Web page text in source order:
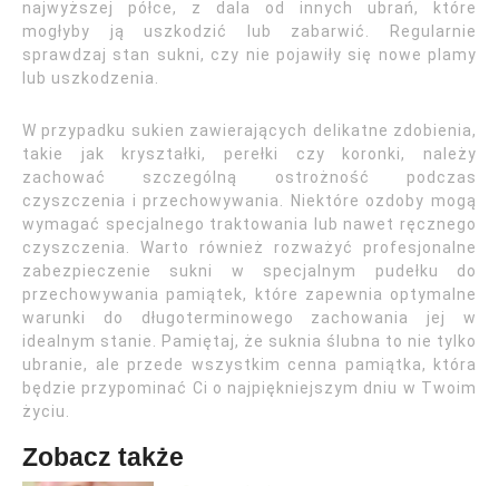
najwyższej półce, z dala od innych ubrań, które
mogłyby ją uszkodzić lub zabarwić. Regularnie
sprawdzaj stan sukni, czy nie pojawiły się nowe plamy
lub uszkodzenia.
W przypadku sukien zawierających delikatne zdobienia,
takie jak kryształki, perełki czy koronki, należy
zachować szczególną ostrożność podczas
czyszczenia i przechowywania. Niektóre ozdoby mogą
wymagać specjalnego traktowania lub nawet ręcznego
czyszczenia. Warto również rozważyć profesjonalne
zabezpieczenie sukni w specjalnym pudełku do
przechowywania pamiątek, które zapewnia optymalne
warunki do długoterminowego zachowania jej w
idealnym stanie. Pamiętaj, że suknia ślubna to nie tylko
ubranie, ale przede wszystkim cenna pamiątka, która
będzie przypominać Ci o najpiękniejszym dniu w Twoim
życiu.
Zobacz także